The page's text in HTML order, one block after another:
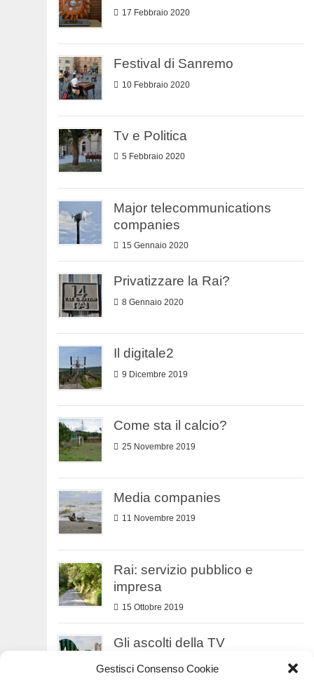
Gestisci Consenso Cookie
17 Febbraio 2020
Festival di Sanremo
10 Febbraio 2020
Tv e Politica
5 Febbraio 2020
Major telecommunications
companies
15 Gennaio 2020
Privatizzare la Rai?
8 Gennaio 2020
Il digitale2
9 Dicembre 2019
Come sta il calcio?
25 Novembre 2019
Media companies
11 Novembre 2019
Rai: servizio pubblico e
impresa
15 Ottobre 2019
Gli ascolti della TV
9 Ottobre 2019